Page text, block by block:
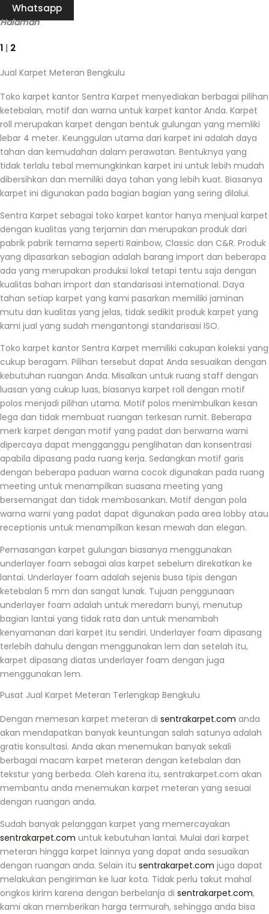
Whatsapp
Halaman
1 | 2
Jual Karpet Meteran Bengkulu
Toko karpet kantor Sentra Karpet menyediakan berbagai pilihan
ketebalan, motif dan warna untuk karpet kantor Anda. Karpet
roll merupakan karpet dengan bentuk gulungan yang memliki
lebar 4 meter. Keunggulan utama dari karpet ini adalah daya
tahan dan kemudahan dalam perawatan. Bentuknya yang
tidak terlalu tebal memungkinkan karpet ini untuk lebih mudah
dibersihkan dan memiliki daya tahan yang lebih kuat. Biasanya
karpet ini digunakan pada bagian bagian yang sering dilalui.
Sentra Karpet sebagai toko karpet kantor hanya menjual karpet
dengan kualitas yang terjamin dan merupakan produk dari
pabrik pabrik ternama seperti Rainbow, Classic dan C&R. Produk
yang dipasarkan sebagian adalah barang import dan beberapa
ada yang merupakan produksi lokal tetapi tentu saja dengan
kualitas bahan import dan standarisasi international. Daya
tahan setiap karpet yang kami pasarkan memiliki jaminan
mutu dan kualitas yang jelas, tidak sedikit produk karpet yang
kami jual yang sudah mengantongi standarisasi ISO.
Toko karpet kantor Sentra Karpet memiliki cakupan koleksi yang
cukup beragam. Pilihan tersebut dapat Anda sesuaikan dengan
kebutuhan ruangan Anda. Misalkan untuk ruang staff dengan
luasan yang cukup luas, biasanya karpet roll dengan motif
polos menjadi pilihan utama. Motif polos menimbulkan kesan
lega dan tidak membuat ruangan terkesan rumit. Beberapa
merk karpet dengan motif yang padat dan berwarna warni
dipercaya dapat mengganggu penglihatan dan konsentrasi
apabila dipasang pada ruang kerja. Sedangkan motif garis
dengan beberapa paduan warna cocok digunakan pada ruang
meeting untuk menampilkan suasana meeting yang
bersemangat dan tidak membosankan. Motif dengan pola
warna warni yang padat dapat digunakan pada area lobby atau
receptionis untuk menampilkan kesan mewah dan elegan.
Pemasangan karpet gulungan biasanya menggunakan
underlayer foam sebagai alas karpet sebelum direkatkan ke
lantai. Underlayer foam adalah sejenis busa tipis dengan
ketebalan 5 mm dan sangat lunak. Tujuan penggunaan
underlayer foam adalah untuk meredam bunyi, menutup
bagian lantai yang tidak rata dan untuk menambah
kenyamanan dari karpet itu sendiri. Underlayer foam dipasang
terlebih dahulu dengan menggunakan lem dan setelah itu,
karpet dipasang diatas underlayer foam dengan juga
menggunakan lem.
Pusat Jual Karpet Meteran Terlengkap Bengkulu
Dengan memesan karpet meteran di sentrakarpet.com anda
akan mendapatkan banyak keuntungan salah satunya adalah
gratis konsultasi. Anda akan menemukan banyak sekali
berbagai macam karpet meteran dengan ketebalan dan
tekstur yang berbeda. Oleh karena itu, sentrakarpet.com akan
membantu anda menemukan karpet meteran yang sesuai
dengan ruangan anda.
Sudah banyak pelanggan karpet yang memercayakan
sentrakarpet.com untuk kebutuhan lantai. Mulai dari karpet
meteran hingga karpet lainnya yang dapat anda sesuaikan
dengan ruangan anda. Selain itu sentrakarpet.com juga dapat
melakukan pengiriman ke luar kota. Tidak perlu takut mahal
ongkos kirim karena dengan berbelanja di sentrakarpet.com,
kami akan memberikan harga termurah, sehingga anda bisa